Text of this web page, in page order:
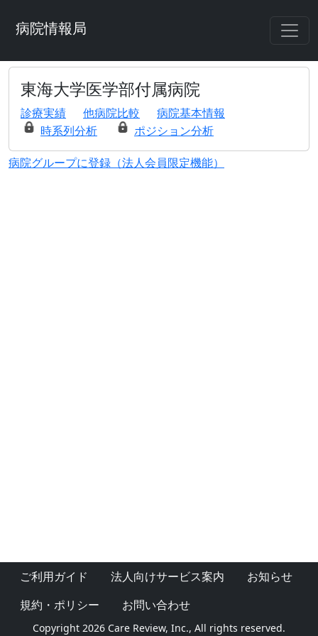
病院情報局
東海大学医学部付属病院
診療実績 他病院比較
病院基本情報
時系列分析
ポジション分析
病院グループに登録（法人会員限定機能）
ご利用ガイド 法人向けサービス案内
お知らせ
規約・ポリシー
お問い合わせ
Copyright 2026 Care Review, Inc., All rights reserved.